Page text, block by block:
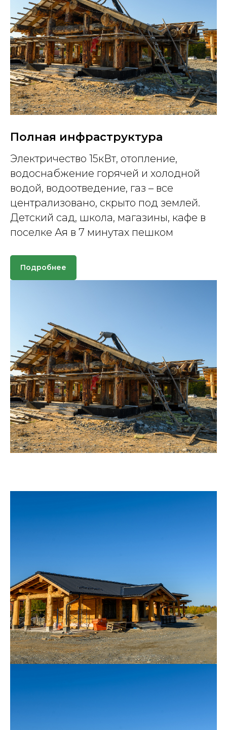
Полная инфраструктура
Электричество 15кВт, отопление,
водоснабжение горячей и холодной
водой, водоотведение, газ – все
централизовано, скрыто под землей.
Детский сад, школа, магазины, кафе в
поселке Ая в 7 минутах пешком
Подробнее